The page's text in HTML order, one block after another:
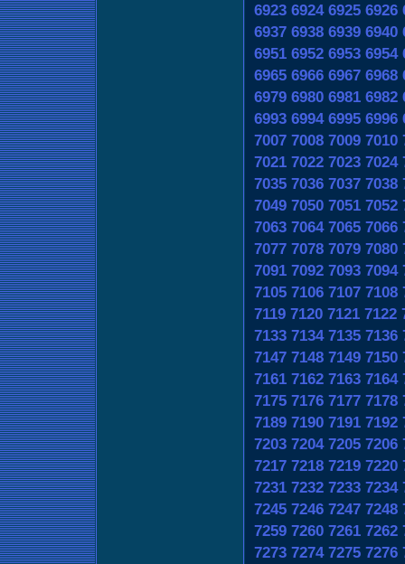
6923 6924 6925 6926
6937 6938 6939 6940
6951 6952 6953 6954
6965 6966 6967 6968
6979 6980 6981 6982
6993 6994 6995 6996
7007 7008 7009 7010
7021 7022 7023 7024
7035 7036 7037 7038
7049 7050 7051 7052
7063 7064 7065 7066
7077 7078 7079 7080
7091 7092 7093 7094
7105 7106 7107 7108
7119 7120 7121 7122
7133 7134 7135 7136
7147 7148 7149 7150
7161 7162 7163 7164
7175 7176 7177 7178
7189 7190 7191 7192
7203 7204 7205 7206
7217 7218 7219 7220
7231 7232 7233 7234
7245 7246 7247 7248
7259 7260 7261 7262
7273 7274 7275 7276